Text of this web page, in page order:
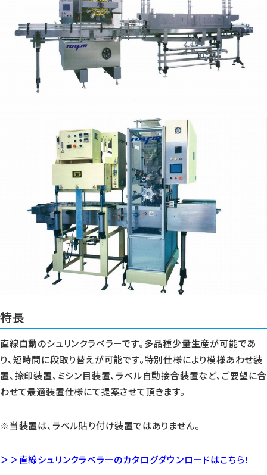
特長
直線自動のシュリンクラベラーです。多品種少量生産が可能であ
り、短時間に段取り替えが可能です。特別仕様により模様あわせ装
置、捺印装置、ミシン目装置、ラベル自動接合装置など、ご要望に合
わせて最適装置仕様にて提案させて頂きます。
※当装置は、ラベル貼り付け装置ではありません。
＞＞直線シュリンクラベラーのカタログダウンロードはこちら！